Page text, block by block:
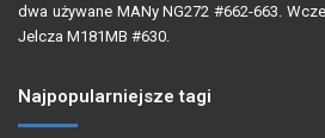
dwa używane MANy NG272 #662-663.
Jelcza M181MB #630.
Najpopularniejsze tagi